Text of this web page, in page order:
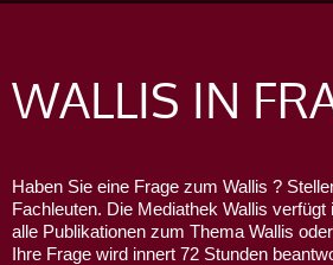
WALLIS IN
Haben Sie eine Frage zum Wallis ?
Fachleuten. Die Mediathek Wallis
alle Publikationen zum Thema Wallis
Ihre Frage wird innert 72 Stunden